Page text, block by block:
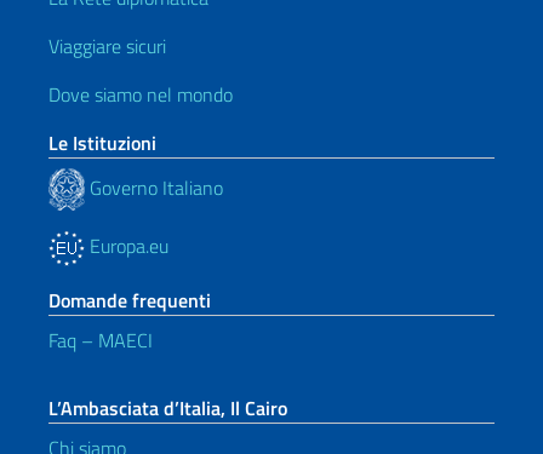
Viaggiare sicuri
Dove siamo nel mondo
Le Istituzioni
Governo Italiano
Europa.eu
Domande frequenti
Faq – MAECI
L’Ambasciata d’Italia, Il Cairo
Chi siamo